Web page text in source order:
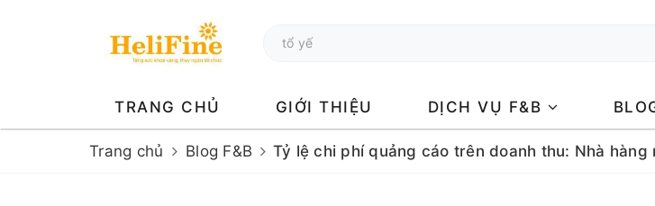
TRANG CHỦ GIỚI THIỆU DỊCH VỤ F&B
Trang chủ Blog F&B Tỷ lệ chi phí quảng cáo trên doanh thu: Nhà hàng